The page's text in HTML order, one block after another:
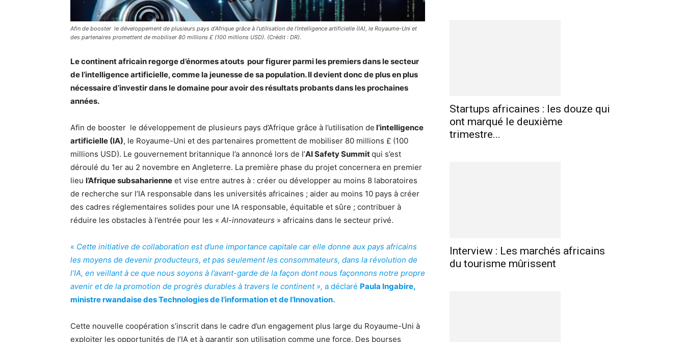
Afin de booster le développement de plusieurs pays d’Afrique grâce à l’utilisation de l'intelligence artificielle (IA), le Royaume-Uni et
des partenaires promettent de mobiliser 80 millions £ (100 millions USD). (Crédit : DR).
Le continent africain regorge d’énormes atouts pour figurer parmi les premiers dans le secteur
de l’intelligence artificielle, comme la jeunesse de sa population. Il devient donc de plus en plus
nécessaire d’investir dans le domaine pour avoir des résultats probants dans les prochaines
années.
Afin de booster le développement de plusieurs pays d’Afrique grâce à l’utilisation de l’intelligence
artificielle (IA), le Royaume-Uni et des partenaires promettent de mobiliser 80 millions £ (100
millions USD). Le gouvernement britannique l’a annoncé lors de l’AI Safety Summitqui s’est
déroulé du 1er au 2 novembre en Angleterre. La première phase du projet concernera en premier
lieu l’Afrique subsaharienne et vise entre autres à : créer ou développer au moins 8 laboratoires
de recherche sur l’IA responsable dans les universités africaines ; aider au moins 10 pays à créer
des cadres réglementaires solides pour une IA responsable, équitable et sûre ; contribuer à
réduire les obstacles à l’entrée pour les « AI-innovateurs » africains dans le secteur privé.
« Cette initiative de collaboration est d’une importance capitale car elle donne aux pays africains
les moyens de devenir producteurs, et pas seulement les consommateurs, dans la révolution de
l’IA, en veillant à ce que nous soyons à l’avant-garde de la façon dont nous façonnons notre propre
avenir et de la promotion de progrès durables à travers le continent », a déclaré Paula Ingabire,
ministre rwandaise des Technologies de l’information et de l’Innovation.
Cette nouvelle coopération s’inscrit dans le cadre d’un engagement plus large du Royaume-Uni à
exploiter les opportunités de l’IA et à garantir son utilisation comme une force. Des bourses
Startups africaines : les douze qui
ont marqué le deuxième
trimestre...
Interview : Les marchés africains
du tourisme mûrissent